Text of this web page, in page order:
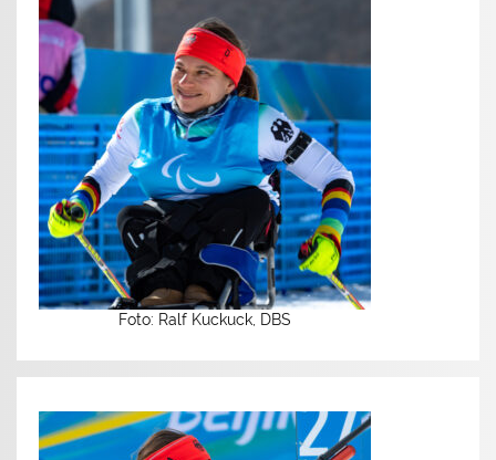
Foto: Ralf Kuckuck, DBS